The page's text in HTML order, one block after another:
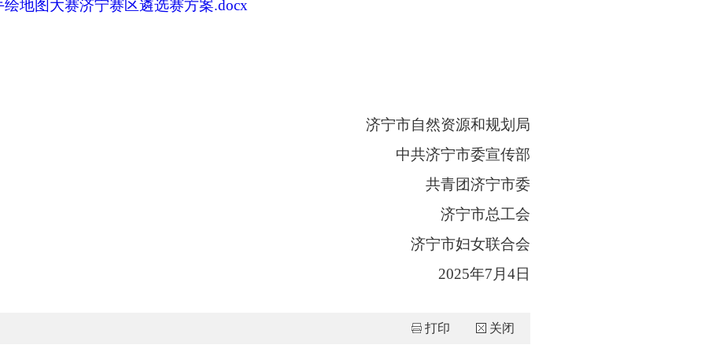
地图大赛济宁赛区遴选赛方案.docx
济宁市自然资源和规划局
中共济宁市委宣传部
共青团济宁市委
济宁市总工会
济宁市妇女联合会
2025年7 月 4日
打印 关闭